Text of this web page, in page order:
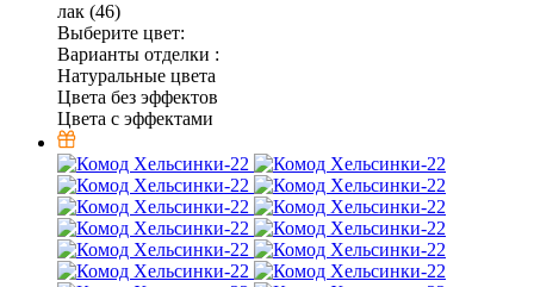
лак (46)
Выберите цвет:
Варианты отделки :
Натуральные цвета
Цвета без эффектов
Цвета с эффектами